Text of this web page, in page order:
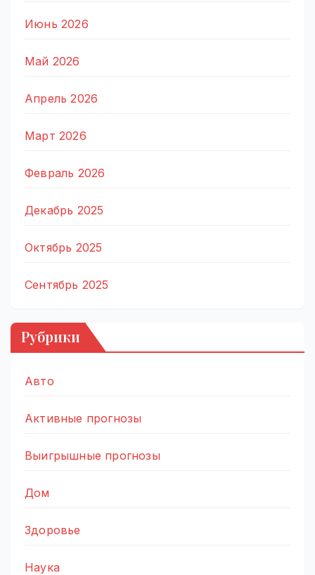
Июнь 2026
Май 2026
Апрель 2026
Март 2026
Февраль 2026
Декабрь 2025
Октябрь 2025
Сентябрь 2025
Рубрики
Авто
Активные прогнозы
Выигрышные прогнозы
Дом
Здоровье
Наука